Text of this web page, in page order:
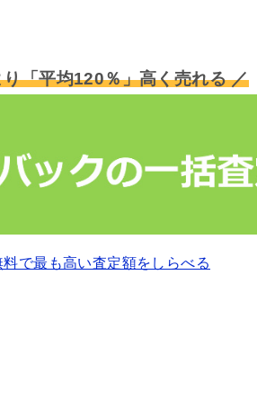
「平均120％」高く売れる ／
料で最も高い査定額をしらべる